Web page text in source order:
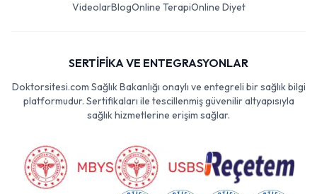
VideolarBlogOnline TerapiOnline Diyet
SERTİFİKA VE ENTEGRASYONLAR
Doktorsitesi.com Sağlık Bakanlığı onaylı ve entegreli bir sağlık bilgi
platformudur. Sertifikaları ile tescillenmiş güvenilir altyapısıyla
sağlık hizmetlerine erişim sağlar.